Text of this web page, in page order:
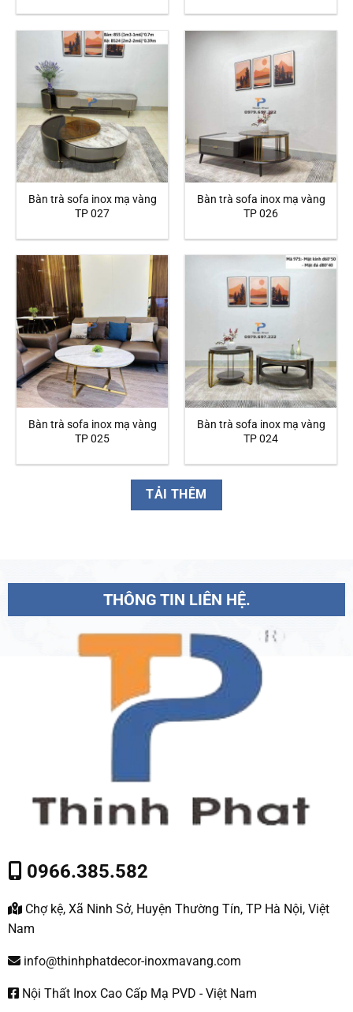
Bàn trà sofa inox mạ vàng
TP 027
Bàn trà sofa inox mạ vàng
TP 026
Bàn trà sofa inox mạ vàng
TP 025
Bàn trà sofa inox mạ vàng
TP 024
TẢI THÊM
THÔNG TIN LIÊN HỆ.
0966.385.582
Chợ kệ, Xã Ninh Sở, Huyện Thường Tín, TP Hà Nội, Việt
Nam
info@thinhphatdecor-inoxmavang.com
Nội Thất Inox Cao Cấp Mạ PVD - Việt Nam